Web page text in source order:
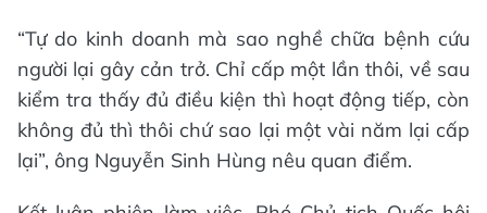
“Tự do kinh doanh mà sao nghề chữa bệnh cứu
người lại gây cản trở. Chỉ cấp một lần thôi, về sau
kiểm tra thấy đủ điều kiện thì hoạt động tiếp, còn
không đủ thì thôi chứ sao lại một vài năm lại cấp
lại”, ông Nguyễn Sinh Hùng nêu quan điểm.